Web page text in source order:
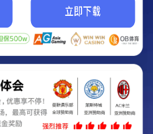
Guys!
上线啦...